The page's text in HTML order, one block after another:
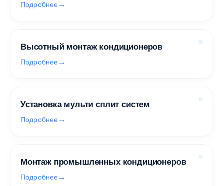
Подробнее
Высотный монтаж кондиционеров
Подробнее
Установка мульти сплит систем
Подробнее
Монтаж промышленных кондиционеров
Подробнее